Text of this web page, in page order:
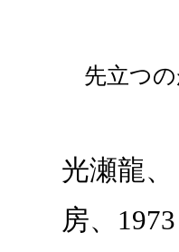
先立つの
光瀬龍
房、1973